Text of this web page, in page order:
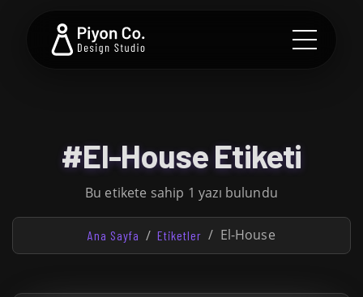
#El-House Etiketi
Bu etikete sahip 1 yazı bulundu
Ana Sayfa Etiketler El-House